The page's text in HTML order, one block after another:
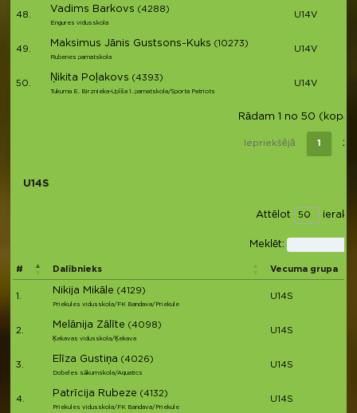
48.
Vadims Barkovs (4288)
Engures vidusskola
U14V
49.
Maksimus Jānis Gustsons-Kuks (10273)
Rubenes pamatskola
U14V
50.
Ņikita Poļakovs (4393)
Tukuma E. Birznieka-Upīša 1. pamatskola/Sporta Patriots
U14V
Rādam 1 no 50 (kopā
Iepriekšējā 1 2
U14S
Attēlot
Meklēt:
# Dalībnieks Vecuma grupa
1.
Nikija Mikāle (4129)
Priekules vidusskola/FK Bandava/Priekule
U14S
2.
Melānija Zālīte (4098)
Ķekavas vidusskola/Ķekava
U14S
3.
Elīza Gustiņa (4026)
Dobeles sākumskola/Aquatics
U14S
4.
Patrīcija Rubeze (4132)
Priekules vidusskola/FK Bandava/Priekule
U14S